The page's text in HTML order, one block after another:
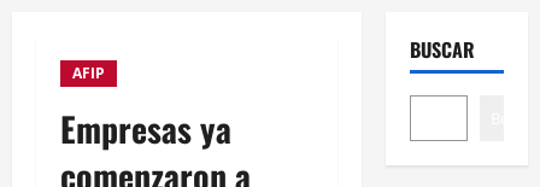
AFIP
Empresas ya
comenzaron a
BUSCAR